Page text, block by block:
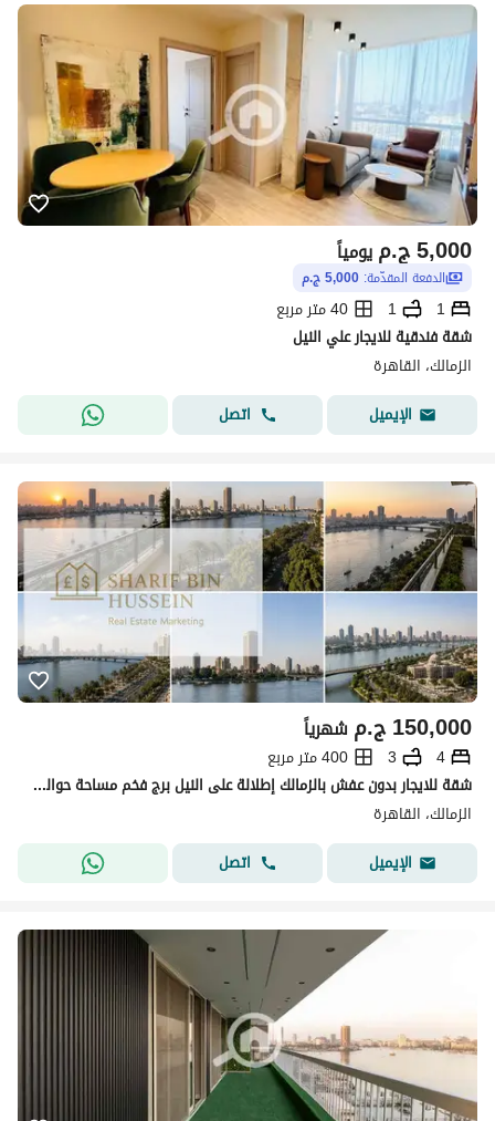
ج.م5,000 يومياً
الدفعة المقدّمة: 5,000 ج.م
1
1
40 متر مربع
شقة فندقية للايجار علي النيل
الزمالك، القاهرة
الإيميل
اتصل
ج.م150,000 شهرياً
4
3
400 متر مربع
شقة للايجار بدون عفش بالزمالك إطلالة على النيل برج فخم مساحة حوالي 400 متر
الزمالك، القاهرة
الإيميل
اتصل